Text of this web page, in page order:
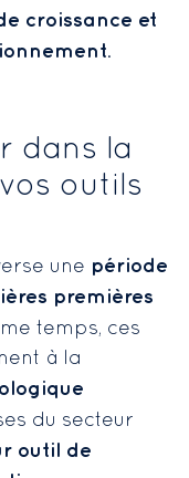
croissance et
.
dans la
outils
une période
premières
temps, ces
à la
du secteur
outil de